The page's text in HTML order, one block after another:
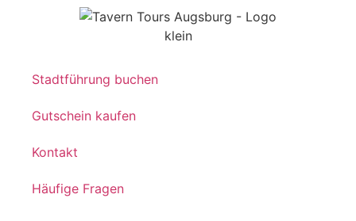
Stadtführung buchen
Gutschein kaufen
Kontakt
Häufige Fragen